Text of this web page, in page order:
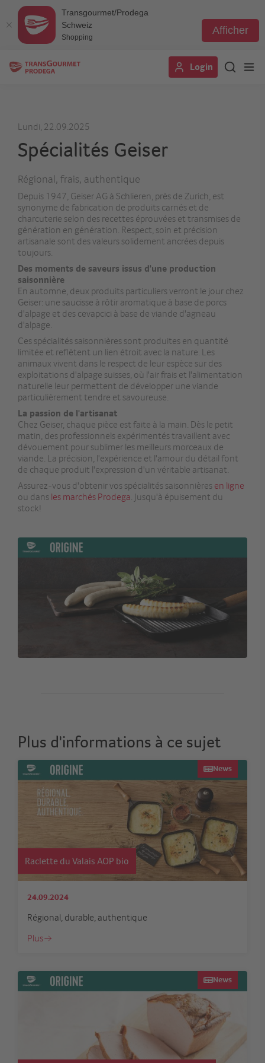
Transgourmet/Prodega
Schweiz
Shopping
Afficher
Login
Lundi, 22.09.2025
Spécialités Geiser
Régional, frais, authentique
Depuis 1947, Geiser AG à Schlieren, près de Zurich, est
synonyme de fabrication de produits carnés et de
charcuterie selon des recettes éprouvées et transmises de
génération en génération. Respect, soin et précision
artisanale sont des valeurs solidement ancrées depuis
toujours.
Des moments de saveurs issus d'une production
saisonnière
En automne, deux produits particuliers verront le jour chez
Geiser: une saucisse à rôtir aromatique à base de porcs
d'alpage et des cevapcici à base de viande d'agneau
d'alpage.
Ces spécialités saisonnières sont produites en quantité
limitée et reflètent un lien étroit avec la nature. Les
animaux vivent dans le respect de leur espèce sur des
exploitations d'alpage suisses, où l'air frais et l'alimentation
naturelle leur permettent de développer une viande
particulièrement tendre et savoureuse.
La passion de l'artisanat
Chez Geiser, chaque pièce est faite à la main. Dès le petit
matin, des professionnels expérimentés travaillent avec
dévouement pour sublimer les meilleurs morceaux de
viande. La précision, l'expérience et l'amour du détail font
de chaque produit l'expression d'un véritable artisanat.
Assurez-vous d'obtenir vos spécialités saisonnières en ligne
ou dans les marchés Prodega. Jusqu'à épuisement du
stock!
Plus d'informations à ce sujet
News
Raclette du Valais AOP bio
24.09.2024
Régional, durable, authentique
Plus
News